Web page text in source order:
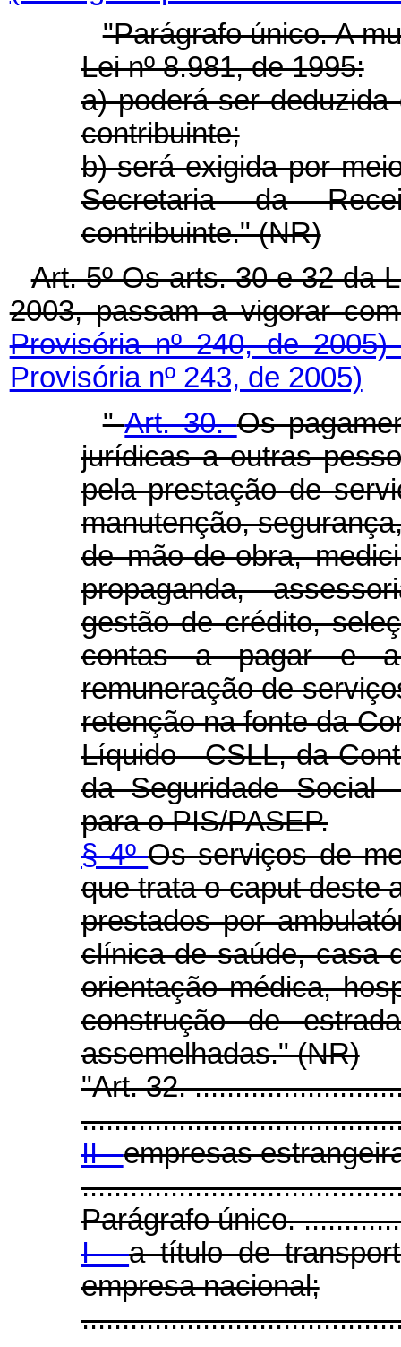
"Parágrafo único. A
Lei nº 8.981, de 1995:
a) poderá ser
contribuinte;
b) será exigida por
Secretaria da
contribuinte." (NR)
Art. 5º Os arts. 30 e 32 da
2003, passam a vigorar
Provisória nº 240, de 2005)
Provisória nº 243, de 2005)
"Art. 30.Os
jurídicas a outras
pela prestação de
manutenção,
de mão-de-obra,
propaganda,
gestão de crédito,
contas a pagar e a
remuneração de
retenção na fonte da
Líquido - CSLL, da
da Seguridade Social
para o PIS/PASEP.
§ 4ºOs serviços de
que trata o caput deste
prestados por
clínica de saúde, casa
orientação médica,
construção de
assemelhadas." (NR)
"Art. 32.
II -empresas
Parágrafo único.
I -a título de
empresa nacional;